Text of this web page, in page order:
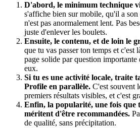
D'abord, le minimum technique
s'affiche bien sur mobile, qu'il a
n'est pas anormalement lent. Pas
juste d'enlever les boulets.
Ensuite, le contenu, et de loin le
que tu vas passer ton temps et c'est
page solide par question importante
eux.
Si tu es une activité locale, traite
Profile en parallèle. C'est souvent
premiers résultats visibles, et c'est
Enfin, la popularité, une fois que
méritent d'être recommandées.
de qualité, sans précipitation.